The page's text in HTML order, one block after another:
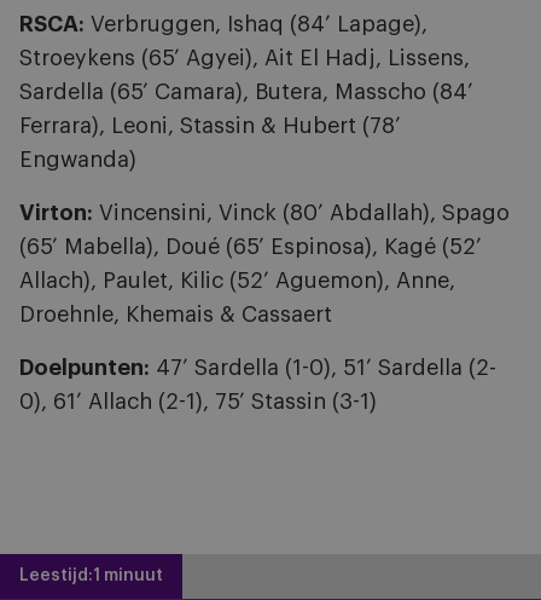
RSCA: Verbruggen, Ishaq (84’ Lapage),
Stroeykens (65’ Agyei), Ait El Hadj, Lissens,
Sardella (65’ Camara), Butera, Masscho (84’
Ferrara), Leoni, Stassin & Hubert (78’
Engwanda)
Virton: Vincensini, Vinck (80’ Abdallah), Spago
(65’ Mabella), Doué (65’ Espinosa), Kagé (52’
Allach), Paulet, Kilic (52’ Aguemon), Anne,
Droehnle, Khemais & Cassaert
Doelpunten: 47’ Sardella (1-0), 51’ Sardella (2-
0), 61’ Allach (2-1), 75’ Stassin (3-1)
Leestijd:1 minuut